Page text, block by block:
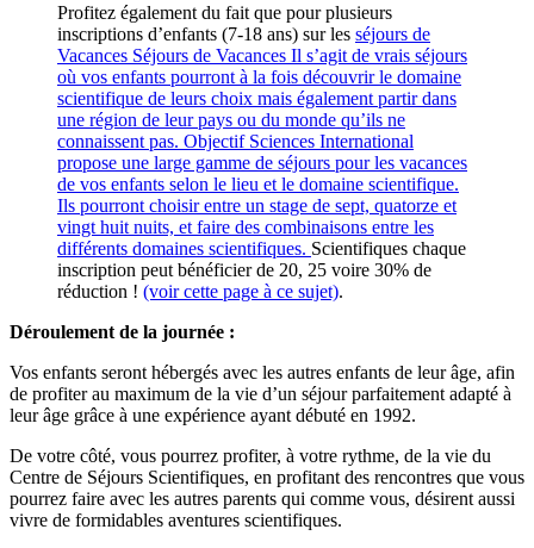
Profitez également du fait que pour plusieurs
inscriptions d’enfants (7-18 ans) sur les séjours de
Vacances Séjours de Vacances Il s’agit de vrais séjours
où vos enfants pourront à la fois découvrir le domaine
scientifique de leurs choix mais également partir dans
une région de leur pays ou du monde qu’ils ne
connaissent pas. Objectif Sciences International
propose une large gamme de séjours pour les vacances
de vos enfants selon le lieu et le domaine scientifique.
Ils pourront choisir entre un stage de sept, quatorze et
vingt huit nuits, et faire des combinaisons entre les
différents domaines scientifiques. Scientifiques chaque
inscription peut bénéficier de 20, 25 voire 30% de
réduction ! (voir cette page à ce sujet).
Déroulement de la journée :
Vos enfants seront hébergés avec les autres enfants de leur âge, afin
de profiter au maximum de la vie d’un séjour parfaitement adapté à
leur âge grâce à une expérience ayant débuté en 1992.
De votre côté, vous pourrez profiter, à votre rythme, de la vie du
Centre de Séjours Scientifiques, en profitant des rencontres que vous
pourrez faire avec les autres parents qui comme vous, désirent aussi
vivre de formidables aventures scientifiques.